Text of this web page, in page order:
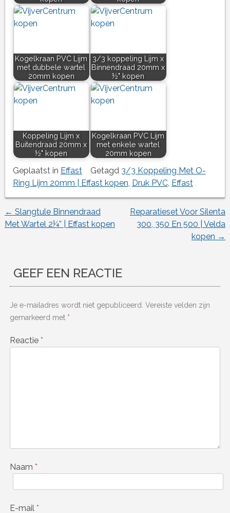
Kogelkraan PVC Lijm
met dubbele wartel
20mm kopen
3/3 koppeling Lijm x
Binnendraad 20mm x
½" kopen
Koppeling Lijm x
Buitendraad 20mm x
½" kopen
Kogelkraan PVC Lijm
met enkele wartel
20mm kopen
Geplaatst in Effast Getagd 3/3 Koppeling Met O-
Ring Lijm 20mm | Effast kopen, Druk PVC, Effast
Berichtnavigatie
← Slangtule Binnendraad
Met Wartel 2¼” | Effast kopen
Reparatieset Voor Silenta
300, 350 En 500 | Velda
kopen →
GEEF EEN REACTIE
Je e-mailadres wordt niet gepubliceerd. Vereiste velden zijn
gemarkeerd met *
Reactie *
Naam *
E-mail *